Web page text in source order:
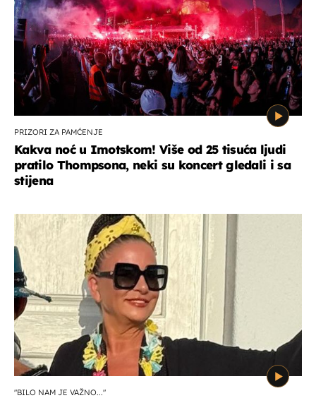
PRIZORI ZA PAMĆENJE
Kakva noć u Imotskom! Više od 25 tisuća ljudi
pratilo Thompsona, neki su koncert gledali i sa
stijena
"BILO NAM JE VAŽNO..."